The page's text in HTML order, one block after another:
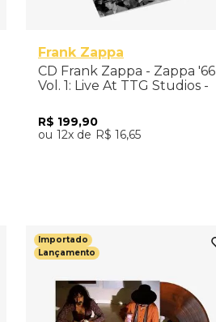
Frank Zappa
CD Frank Zappa - Zappa '66
Vol. 1: Live At TTG Studios -
R$ 199,90
12
R$ 16,65
Importado
Lançamento